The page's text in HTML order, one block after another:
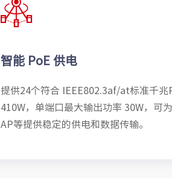
智能 PoE 供电
提供24个符合 IEEE802.3af/at标准千
410W，单端口最大输出功率 30W，可
AP等提供稳定的供电和数据传输。